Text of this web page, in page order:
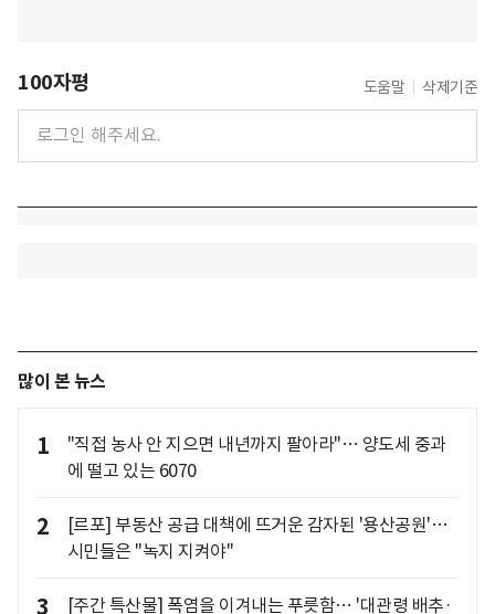
100자평 도움말 삭제기준
많이 본 뉴스
1
"직접 농사 안 지으면 내년까지 팔아라"… 양도세 중과
에 떨고 있는 6070
2
[르포] 부동산 공급 대책에 뜨거운 감자된 '용산공원'…
시민들은 "녹지 지켜야"
3
[주간 특산물] 폭염을 이겨내는 푸릇함… '대관령 배추·